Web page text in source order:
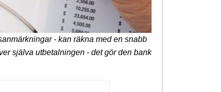
- kan räkna med en snabb
själva utbetalningen - det gör den bank